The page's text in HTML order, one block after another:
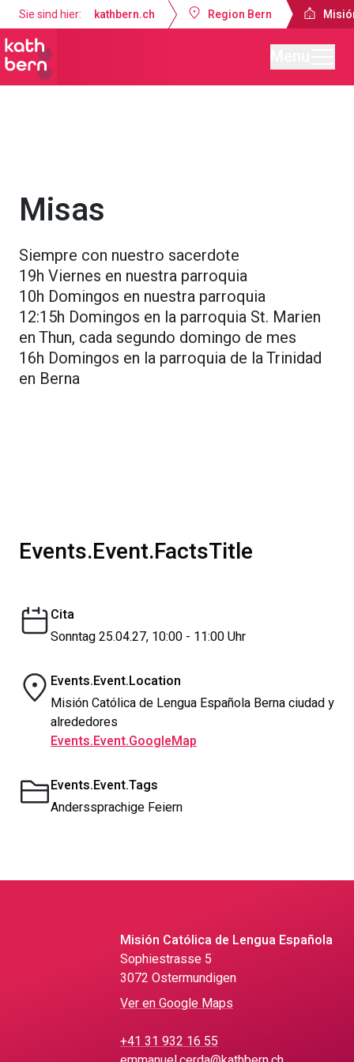
Sie sind hier: kathbern.ch Region Bern
Misas
Siempre con nuestro sacerdote
19h Viernes en nuestra parroquia
10h Domingos en nuestra parroquia
12:15h Domingos en la parroquia St. Marien
en Thun, cada segundo domingo de mes
16h Domingos en la parroquia de la Trinidad
en Berna
Events.Event.FactsTitle
Cita
Sonntag 25.04.27, 10:00 - 11:00 Uhr
Events.Event.Location
Misión Católica de Lengua Española Berna ciudad y
alrededores
Events.Event.GoogleMap
Events.Event.Tags
Anderssprachige Feiern
Misión Católica de Lengua Española
Sophiestrasse 5
3072 Ostermundigen
Ver en Google Maps
+41 31 932 16 55